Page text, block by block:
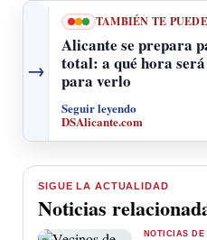
→
TAMBIÉN TE
Alicante se prepara
total: a qué hora
para verlo
Seguir leyendo
DSAlicante.com
SIGUE LA ACTUALIDAD
Noticias
NOTICIAS